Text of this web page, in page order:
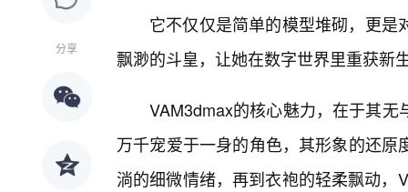
分享
它不仅仅是简单的模型堆砌，更
飘渺的斗皇，让她在数字世界里重获新
VAM3dmax的核心魅力，在于其
万千宠爱于一身的角色，其形象的还
淌的细微情绪，再到衣袍的轻柔飘动，